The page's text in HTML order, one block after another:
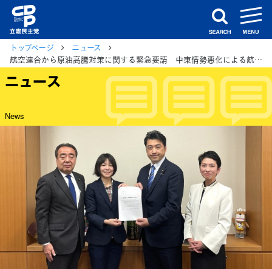
search
トップページ
ニュース
航空連合から原油高騰対策に関する緊急要請 中東情勢悪化による航空機燃料価格高騰への対応を要望
ニュース
News